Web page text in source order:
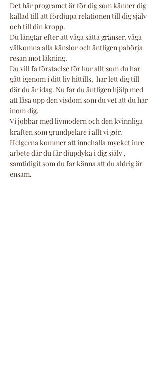
Det här programet är för dig som känner dig
kallad till att fördjupa relationen till dig själv
och till din kropp.
Du längtar efter att våga sätta gränser, våga
välkomna alla känslor och äntligen påbörja
resan mot läkning.
Du vill få förståelse för hur allt som du har
gått igenom i ditt liv hittills,  har lett dig till
där du är idag. Nu får du äntligen hjälp med
att låsa upp den visdom som du vet att du har
inom dig.
Vi jobbar med livmodern och den kvinnliga
kraften som grundpelare i allt vi gör.
Helgerna kommer att innehålla mycket inre
arbete där du får djupdyka i dig själv ,
samtidigit som du får känna att du aldrig är
ensam.